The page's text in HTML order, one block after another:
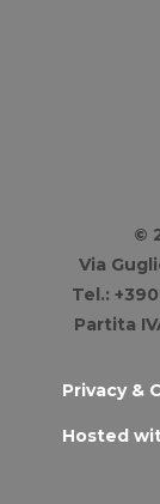
©
Via
Tel.:
Partita
Privacy &
Hosted